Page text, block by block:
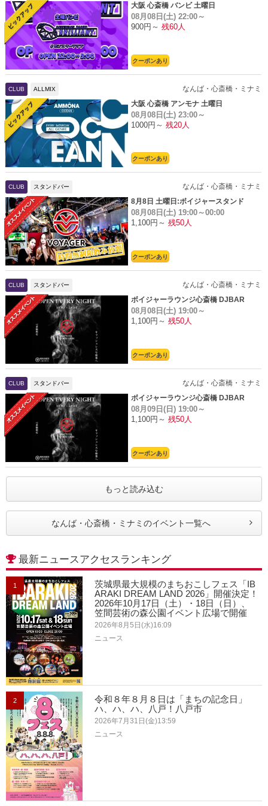
大阪 心斎橋 バンビ 土曜日
08月08日(土) 22:00～
900円～ 残60人
クーポンあり
CLUB ALLMIX
なんば・心斎橋・ミナミ
大阪 心斎橋 アンモナ 土曜日
08月08日(土) 23:00～
1000円～ 残20人
クーポンあり
CLUB スタンドバー
なんば・心斎橋・ミナミ
8月8日 土曜日:ボイジャースタンド
08月08日(土) 19:00～00:00
1,100円～ 残50人
クーポンあり
CLUB スタンドバー
なんば・心斎橋・ミナミ
ボイジャーラウンジ心斎橋 DJBAR
08月08日(土) 19:00～
1,100円～ 残50人
クーポンあり
CLUB スタンドバー
なんば・心斎橋・ミナミ
ボイジャーラウンジ心斎橋 DJBAR
08月09日(日) 19:00～
1,100円～ 残50人
クーポンあり
もっと読み込む
なんば・心斎橋・ミナミのイベント一覧へ
最新ニュースアクセスランキング
1
茨城県最大規模のまちおこしフェス「IB
ARAKI DREAM LAND 2026」開催決定！
2026年10月17日（土）・18日（日）、
笠間芸術の森公園イベント広場で開催
2026年8月5日(水)16:09
ニュース
2
令和８年８月８日は「まちの記念日」
ハ、ハ、ハ、八戸！八戸市
2026年7月31日(金)13:59
ニュース